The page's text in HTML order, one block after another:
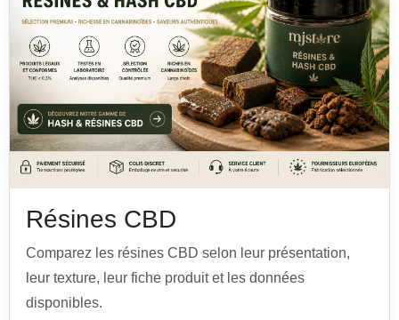
Résines CBD
Comparez les résines CBD selon leur présentation,
leur texture, leur fiche produit et les données
disponibles.